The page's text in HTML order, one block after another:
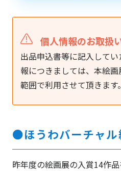
個人情報のお取扱
出品申込書等に記入して
報につきましては、本絵
範囲で利用させて頂きます。
●ほうわバーチャル
昨年度の絵画展の入賞14作